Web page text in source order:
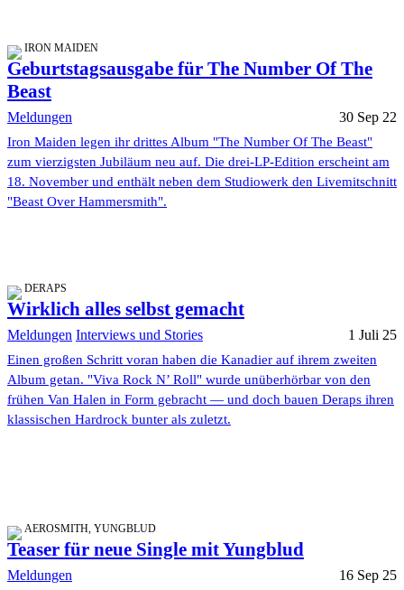
IRON MAIDEN
Geburtstagsausgabe für The Number Of The
Beast
Meldungen 30 Sep 22
Iron Maiden legen ihr drittes Album "The Number Of The Beast"
zum vierzigsten Jubiläum neu auf. Die drei-LP-Edition erscheint am
18. November und enthält neben dem Studiowerk den Livemitschnitt
"Beast Over Hammersmith".
DERAPS
Wirklich alles selbst gemacht
Meldungen Interviews und Stories 1 Juli 25
Einen großen Schritt voran haben die Kanadier auf ihrem zweiten
Album getan. "Viva Rock N’ Roll" wurde unüberhörbar von den
frühen Van Halen in Form gebracht — und doch bauen Deraps ihren
klassischen Hardrock bunter als zuletzt.
AEROSMITH, YUNGBLUD
Teaser für neue Single mit Yungblud
Meldungen 16 Sep 25